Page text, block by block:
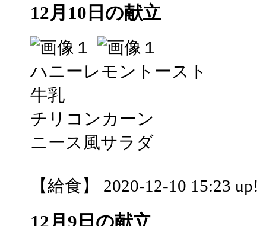
12月10日の献立
ハニーレモントースト
牛乳
チリコンカーン
ニース風サラダ
【給食】 2020-12-10 15:23 up!
12月9日の献立